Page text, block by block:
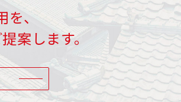
を、
案します。